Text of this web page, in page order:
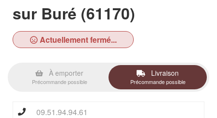
sur Buré (61170)
Actuellement fermé...
À emporter
Précommande possible
Livraison
Précommande possible
09.51.94.94.61